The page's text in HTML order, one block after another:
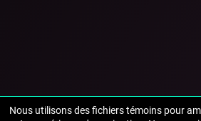
Nous utilisons des fichiers témoins pour